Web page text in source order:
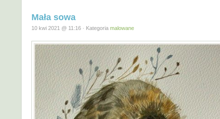
Mała sowa
10 kwi 2021 @ 11:16 · Kategoria malowane